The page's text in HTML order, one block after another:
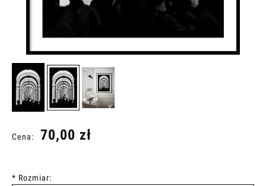
Cena: 70,00 zł
* Rozmiar: